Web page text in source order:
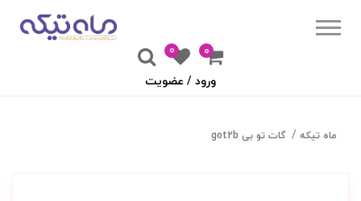
۰
0
ورود / عضویت
ماه تیکه گات تو بی got2b